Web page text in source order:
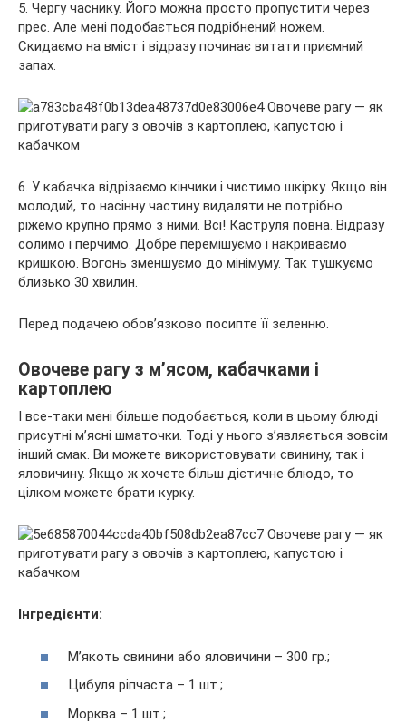
5. Чергу часнику. Його можна просто пропустити через
прес. Але мені подобається подрібнений ножем.
Скидаємо на вміст і відразу починає витати приємний
запах.
6. У кабачка відрізаємо кінчики і чистимо шкірку. Якщо він
молодий, то насінну частину видаляти не потрібно
ріжемо крупно прямо з ними. Всі! Каструля повна. Відразу
солимо і перчимо. Добре перемішуємо і накриваємо
кришкою. Вогонь зменшуємо до мінімуму. Так тушкуємо
близько 30 хвилин.
Перед подачею обов’язково посипте її зеленню.
Овочеве рагу з м’ясом, кабачками і
картоплею
І все-таки мені більше подобається, коли в цьому блюді
присутні м’ясні шматочки. Тоді у нього з’являється зовсім
інший смак. Ви можете використовувати свинину, так і
яловичину. Якщо ж хочете більш дієтичне блюдо, то
цілком можете брати курку.
Інгредієнти:
М’якоть свинини або яловичини – 300 гр.;
Цибуля ріпчаста – 1 шт.;
Морква – 1 шт.;